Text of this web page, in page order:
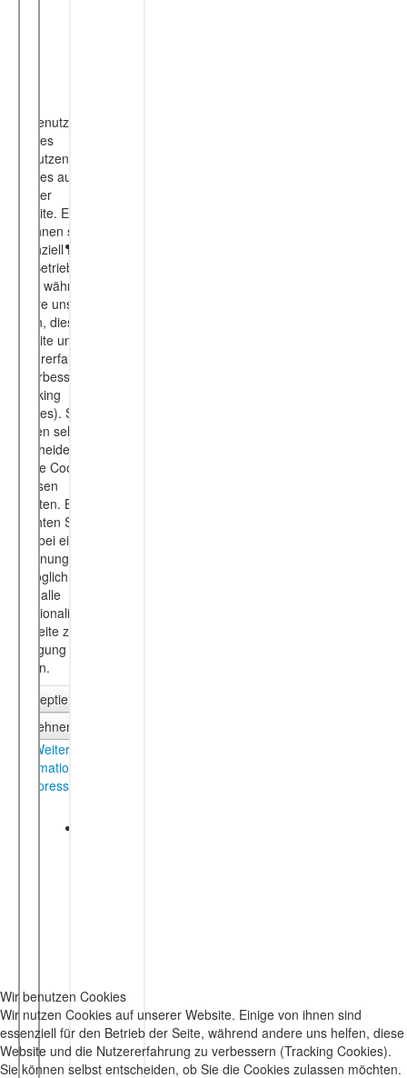
Wir benutzen Cookies
Wir nutzen Cookies auf unserer Website. Einige von ihnen sind
essenziell für den Betrieb der Seite, während andere uns helfen, diese
Website und die Nutzererfahrung zu verbessern (Tracking Cookies).
Sie können selbst entscheiden, ob Sie die Cookies zulassen möchten.